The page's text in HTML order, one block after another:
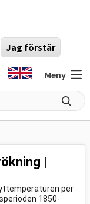
Jag förstår
Meny